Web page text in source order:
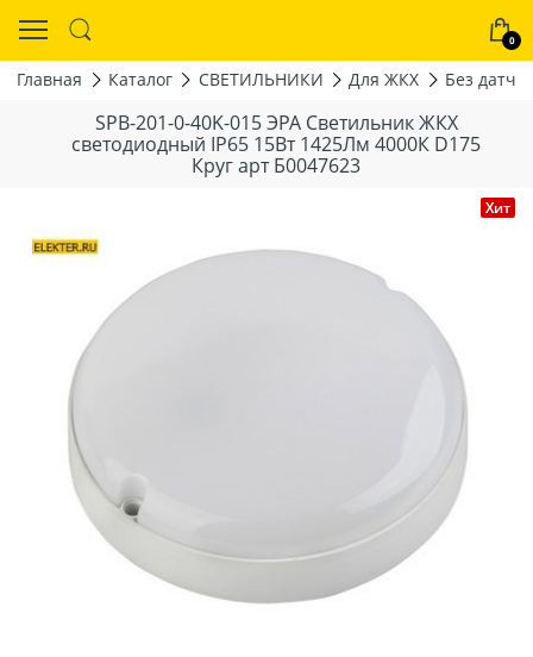
0
Главная Каталог СВЕТИЛЬНИКИ Для ЖКХ Без
SPB-201-0-40K-015 ЭРА Светильник ЖКХ
светодиодный IP65 15Вт 1425Лм 4000К D175
Круг арт Б0047623
Хит